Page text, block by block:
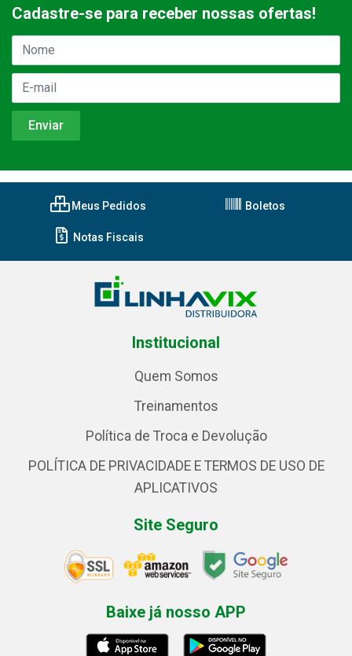
Cadastre-se para receber nossas ofertas!
Meus Pedidos Boletos
Notas Fiscais
Institucional
Quem Somos
Treinamentos
Política de Troca e Devolução
POLÍTICA DE PRIVACIDADE E TERMOS DE USO DE
APLICATIVOS
Site Seguro
Baixe já nosso APP